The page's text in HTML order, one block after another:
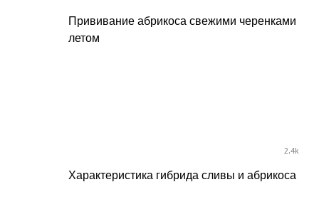
Прививание абрикоса свежими черенками
летом
2.4k
Характеристика гибрида сливы и абрикоса